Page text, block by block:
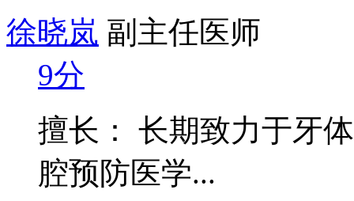
徐晓岚 副主任医师
9分
擅长： 长期致力于牙
腔预防医学...